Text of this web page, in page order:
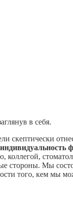
в себя.
скептически
коллегой,
стороны. Мы
того, кем мы